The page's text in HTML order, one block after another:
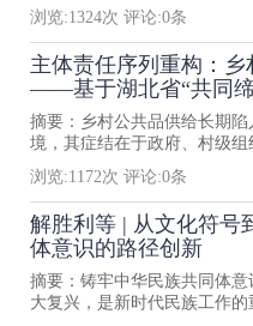
浏览:1324次 评论:0条
主体责任序列重构：
——基于湖北省“共同
摘要：乡村公共品供给长期
境，其症结在于政府、村级
浏览:1172次 评论:0条
解胜利等 | 从文化符号
体意识的路径创新
摘要：铸牢中华民族共同体
大复兴，是新时代民族工作